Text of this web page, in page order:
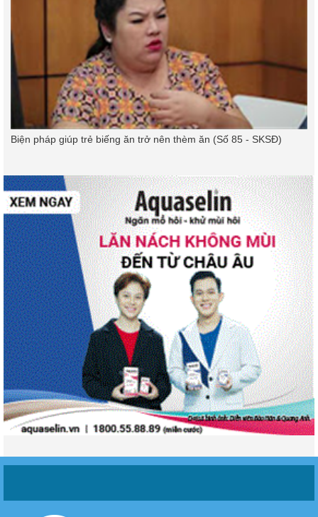
Biện pháp giúp trẻ biếng ăn trở nên thèm ăn (Số 85 - SKSĐ)